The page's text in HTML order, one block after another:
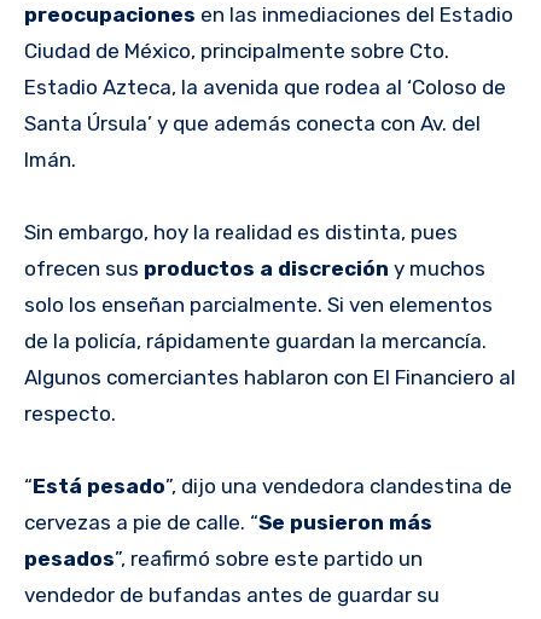
preocupaciones en las inmediaciones del Estadio
Ciudad de México, principalmente sobre Cto.
Estadio Azteca, la avenida que rodea al ‘Coloso de
Santa Úrsula’ y que además conecta con Av. del
Imán.
Sin embargo, hoy la realidad es distinta, pues
ofrecen sus productos a discreción y muchos
solo los enseñan parcialmente. Si ven elementos
de la policía, rápidamente guardan la mercancía.
Algunos comerciantes hablaron con El Financiero al
respecto.
“Está pesado”, dijo una vendedora clandestina de
cervezas a pie de calle. “Se pusieron más
pesados”, reafirmó sobre este partido un
vendedor de bufandas antes de guardar su